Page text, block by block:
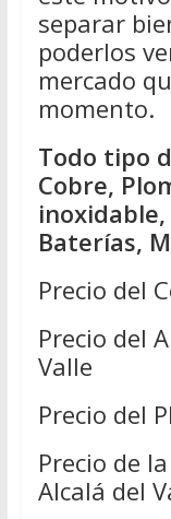
separar
poderlos
mercado
momento.
Todo tipo
Cobre,
Baterías,
Precio del
Precio del
Valle
Precio del
Precio de
Alcalá del